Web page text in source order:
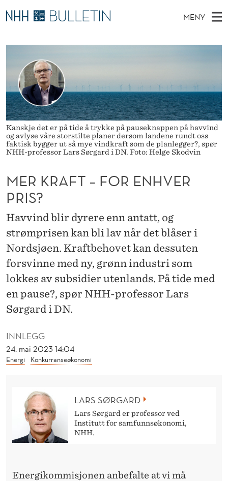
M
E
R
R
A
F
T
F
O
R
E
N
H
V
E
R
P
R
MENY
O
D
M
E
N
Y
Ø
T
S
T
E
D
E
T
Disputaser
Ekspertutvalg
Om Bulletin
Kanskje det er på tide å trykke på pauseknappen på havvind
og avlyse våre storstilte planer dersom landene rundt oss
faktisk bygger ut så mye vindkraft som de planlegger?, spør
NHH-professor Lars Sørgard i DN. Foto: Helge Skodvin
INNLEGG
24. mai 2023 14:04
Energi Konkurranseøkonomi
MER KRAFT – FOR ENHVER
PRIS?
Havvind blir dyrere enn antatt, og
strømprisen kan bli lav når det blåser i
Nordsjøen. Kraftbehovet kan dessuten
forsvinne med ny, grønn industri som
lokkes av subsidier utenlands. På tide med
en pause?, spør NHH-professor Lars
Sørgard i DN.
LARS SØRGARD
Lars Sørgard er professor ved
Institutt for samfunnsøkonomi,
NHH.
Energikommisjonen anbefalte at vi må